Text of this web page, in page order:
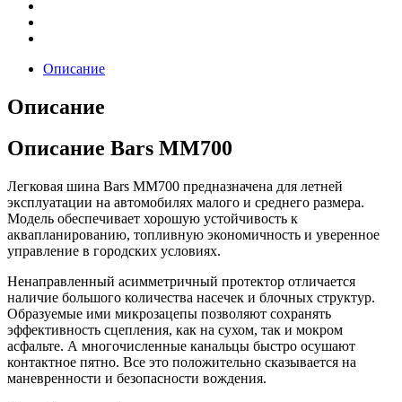
Описание
Описание
Описание Bars MM700
Легковая шина Bars MM700 предназначена для летней
эксплуатации на автомобилях малого и среднего размера.
Модель обеспечивает хорошую устойчивость к
аквапланированию, топливную экономичность и уверенное
управление в городских условиях.
Ненаправленный асимметричный протектор отличается
наличие большого количества насечек и блочных структур.
Образуемые ими микрозацепы позволяют сохранять
эффективность сцепления, как на сухом, так и мокром
асфальте. А многочисленные канальцы быстро осушают
контактное пятно. Все это положительно сказывается на
маневренности и безопасности вождения.